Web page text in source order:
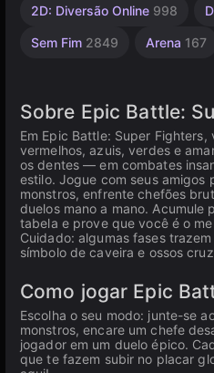
2D: Diversão Online 998
Sem Fim 2849 Arena 167
491
5174
3175
Sobre Epic Battle:
Em Epic Battle: Super
vermelhos, azuis, verdes e
os dentes — em combates
estilo. Jogue com seus amigos
monstros, enfrente chefões
duelos mano a mano. Acumule
tabela e prove que você é o
Cuidado: algumas fases
símbolo de caveira e ossos
Como jogar Epic
Escolha o seu modo: junte-se
monstros, encare um chefe
jogador em um duelo épico.
que te fazem subir no placar